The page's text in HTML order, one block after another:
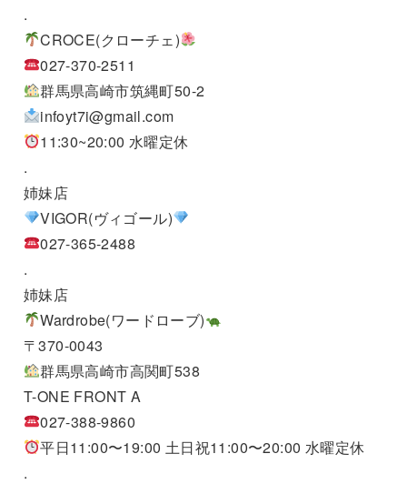
.
CROCE(クローチェ)
027-370-2511
群馬県高崎市筑縄町50-2
infoyt7i@gmail.com
11:30~20:00 水曜定休
.
姉妹店
VIGOR(ヴィゴール)
027-365-2488
.
姉妹店
Wardrobe(ワードローブ)
〒370-0043
群馬県高崎市高関町538
T-ONE FRONT A
027-388-9860
平日11:00〜19:00 土日祝11:00〜20:00 水曜定休
.